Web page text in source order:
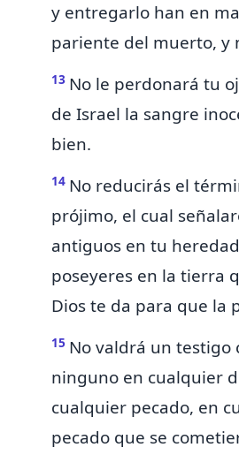
y entregarlo han en
pariente del muerto, y
13 No le perdonará tu
de Israel la sangre
bien.
14 No reducirás el
prójimo, el cual
antiguos en tu
poseyeres en la tierra
Dios te da para que la
15 No valdrá un testigo
ninguno en cualquier
cualquier pecado, en
pecado que se